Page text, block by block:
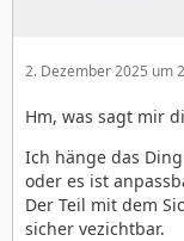
2. Dezember 2025 um
Hm, was sagt mir
Ich hänge das
oder es ist
Der Teil mit dem
sicher vezichtbar.